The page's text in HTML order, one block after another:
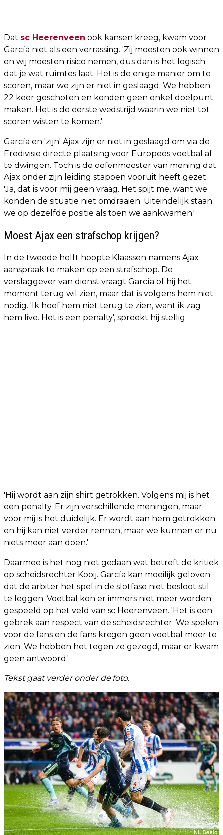
Dat sc Heerenveen ook kansen kreeg, kwam voor
García niet als een verrassing. 'Zij moesten ook winnen
en wij moesten risico nemen, dus dan is het logisch
dat je wat ruimtes laat. Het is de enige manier om te
scoren, maar we zijn er niet in geslaagd. We hebben
22 keer geschoten en konden geen enkel doelpunt
maken. Het is de eerste wedstrijd waarin we niet tot
scoren wisten te komen.'
García en 'zijn' Ajax zijn er niet in geslaagd om via de
Eredivisie directe plaatsing voor Europees voetbal af
te dwingen. Toch is de oefenmeester van mening dat
Ajax onder zijn leiding stappen vooruit heeft gezet.
'Ja, dat is voor mij geen vraag. Het spijt me, want we
konden de situatie niet omdraaien. Uiteindelijk staan
we op dezelfde positie als toen we aankwamen.'
Moest Ajax een strafschop krijgen?
In de tweede helft hoopte Klaassen namens Ajax
aanspraak te maken op een strafschop. De
verslaggever van dienst vraagt García of hij het
moment terug wil zien, maar dat is volgens hem niet
nodig. 'Ik hoef hem niet terug te zien, want ik zag
hem live. Het is een penalty', spreekt hij stellig.
'Hij wordt aan zijn shirt getrokken. Volgens mij is het
een penalty. Er zijn verschillende meningen, maar
voor mij is het duidelijk. Er wordt aan hem getrokken
en hij kan niet verder rennen, maar we kunnen er nu
niets meer aan doen.'
Daarmee is het nog niet gedaan wat betreft de kritiek
op scheidsrechter Kooij. García kan moeilijk geloven
dat de arbiter het spel in de slotfase niet besloot stil
te leggen. Voetbal kon er immers niet meer worden
gespeeld op het veld van sc Heerenveen. 'Het is een
gebrek aan respect van de scheidsrechter. We spelen
voor de fans en de fans kregen geen voetbal meer te
zien. We hebben het tegen ze gezegd, maar er kwam
geen antwoord.'
Tekst gaat verder onder de foto.